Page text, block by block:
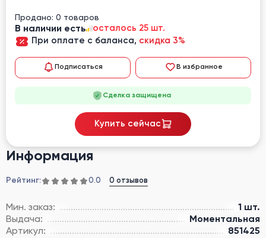
Информация
Рейтинг: 0.0 0 отзывов
Мин. заказ:
1 шт.
Выдача:
Моментальная
Артикул:
851425
Продано: 0 товаров
В наличии есть
осталось 25 шт.
При оплате с баланса, скидка 3%
Подписаться В избранное
Сделка защищена
Купить сейчас